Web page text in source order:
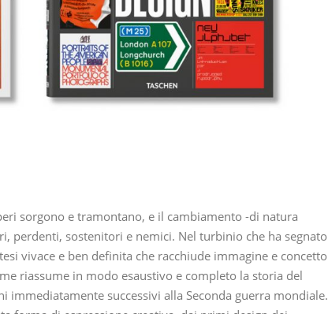
sorgono e tramontano, e il cambiamento -di natura
perdenti, sostenitori e nemici. Nel turbinio che ha segnato
vivace e ben definita che racchiude immagine e concetto
riassume in modo esaustivo e completo la storia del
immediatamente successivi alla Seconda guerra mondiale.